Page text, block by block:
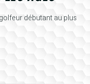
débutant au plus